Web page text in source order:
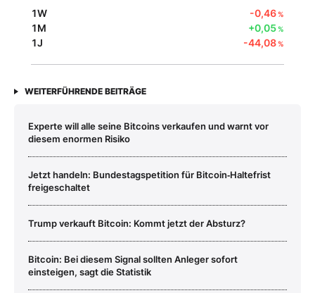
1W -0,46%
1M +0,05%
1J -44,08%
WEITERFÜHRENDE BEITRÄGE
Experte will alle seine Bitcoins verkaufen und warnt vor
diesem enormen Risiko
Jetzt handeln: Bundestagspetition für Bitcoin‑Haltefrist
freigeschaltet
Trump verkauft Bitcoin: Kommt jetzt der Absturz?
Bitcoin: Bei diesem Signal sollten Anleger sofort
einsteigen, sagt die Statistik